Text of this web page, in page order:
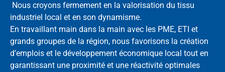
Nous croyons fermement en la valorisation du tissu
industriel local et en son dynamisme.
En travaillant main dans la main avec les PME, ETI et
grands groupes de la région, nous favorisons la création
d’emplois et le développement économique local tout en
garantissant une proximité et une réactivité optimales